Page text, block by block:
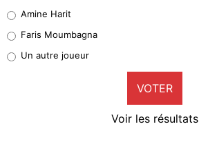
1%
9%
Amine Harit
Faris Moumbagna
Un autre joueur
VOTER
Voir les résultats